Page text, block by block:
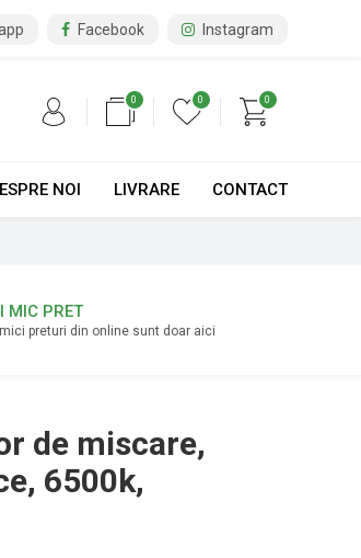
Facebook Instagram
0
0
0
CONTACT
LIVRARE
NOI
MIC PRET
preturi din online sunt doar aici
de miscare,
6500k,